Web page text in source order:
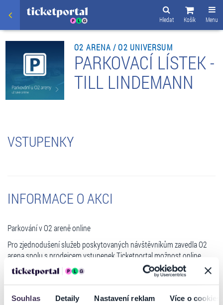
Souhlas Detaily Nastavení reklam Více o cookies
Menu
Košík
Hledat
O2 ARENA / O2 UNIVERSUM
PARKOVACÍ LÍSTEK -
TILL LINDEMANN
VSTUPENKY
INFORMACE O AKCI
Parkování v O2 areně online
Pro zjednodušení služeb poskytovaných návštěvníkům zavedla O2
arena spolu s prodejcem vstupenek Ticketportal možnost online
nákupu parkování. Nově si tak kupující vstupenek na akce do O2
areny mohou objednat i parkovací lístek. Jak si tedy návštěvník v
klidu a pohodlně zajistí místo v Parkovacím domu O2 areny hned
naproti hale? Jednoduše.